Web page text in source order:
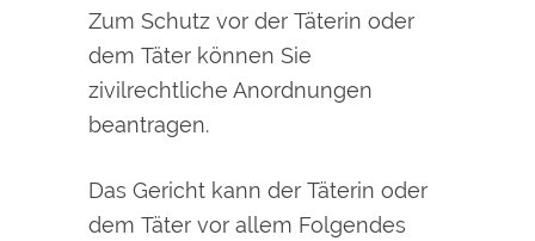
Zum Schutz vor der Täterin oder
dem Täter können Sie
zivilrechtliche Anordnungen
beantragen.
Das Gericht kann der Täterin oder
dem Täter vor allem Folgendes